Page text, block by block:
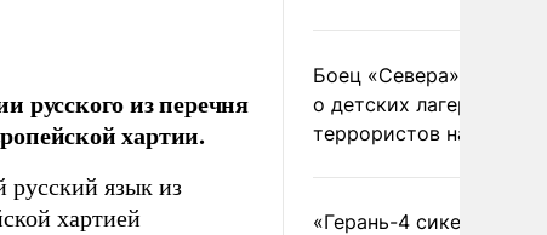
русского из перечня
хартии.
русский язык из
хартией
Боец «Севера»
о детских лагерях
террористов на
«Герань-4 сикер»